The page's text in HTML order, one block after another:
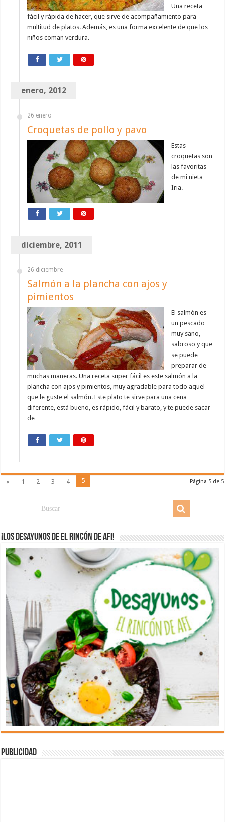
Una receta
fácil y rápida de hacer, que sirve de acompañamiento para
multitud de platos. Además, es una forma excelente de que los
niños coman verdura.
enero, 2012
26 enero
Croquetas de pollo y pavo
Estas
croquetas son
las favoritas
de mi nieta
Iria.
diciembre, 2011
26 diciembre
Salmón a la plancha con ajos y
pimientos
El salmón es
un pescado
muy sano,
sabroso y que
se puede
preparar de
muchas maneras. Una receta super fácil es este salmón a la
plancha con ajos y pimientos, muy agradable para todo aquel
que le guste el salmón. Este plato te sirve para una cena
diferente, está bueno, es rápido, fácil y barato, y te puede sacar
de …
Página 5 de 5
« 1 2 3 4 5
¡Los desayunos de El Rincón de Afi!
Publicidad